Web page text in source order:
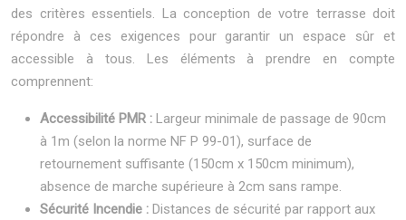
des critères essentiels. La conception de votre terrasse doit
répondre à ces exigences pour garantir un espace sûr et
accessible à tous. Les éléments à prendre en compte
comprennent:
Accessibilité PMR : Largeur minimale de passage de 90cm
à 1m (selon la norme NF P 99-01), surface de
retournement suffisante (150cm x 150cm minimum),
absence de marche supérieure à 2cm sans rampe.
Sécurité Incendie : Distances de sécurité par rapport aux